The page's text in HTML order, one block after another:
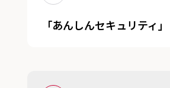
「あんしんセキュリティ